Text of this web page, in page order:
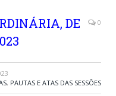
DE
0
, PAUTAS E ATAS DAS SESSÕES